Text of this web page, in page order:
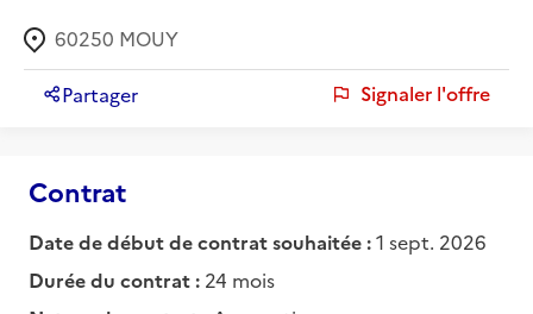
60250 MOUY
Partager Signaler l'offre
Contrat
Date de début de contrat souhaitée :1 sept. 2026
Durée du contrat : 24 mois